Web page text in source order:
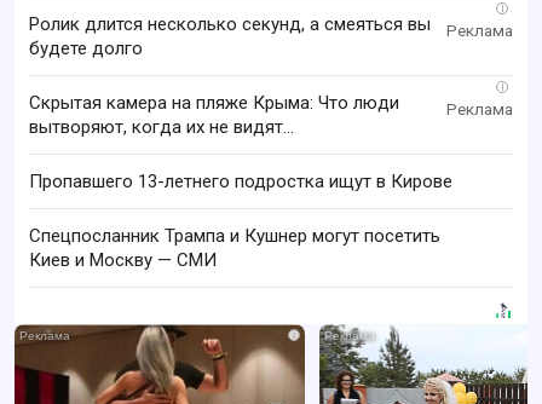
i
Ролик длится несколько секунд, а смеяться вы
будете долго
i
Скрытая камера на пляже Крыма: Что люди
вытворяют, когда их не видят...
Пропавшего 13-летнего подростка ищут в Кирове
Спецпосланник Трампа и Кушнер могут посетить
Киев и Москву — СМИ
i